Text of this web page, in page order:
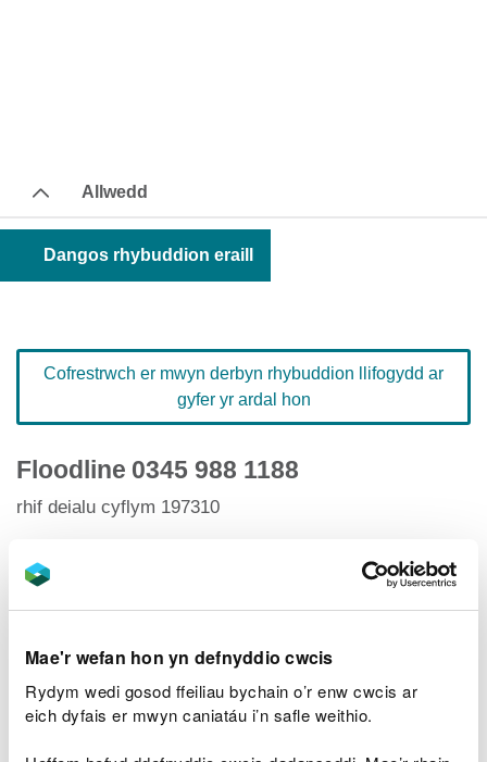
Mae'r wefan hon yn defnyddio cwcis
Rydym wedi gosod ffeiliau bychain o’r enw cwcis ar
eich dyfais er mwyn caniatáu i’n safle weithio.
Allwedd
Dangos rhybuddion eraill
Cofrestrwch er mwyn derbyn rhybuddion llifogydd ar
gyfer yr ardal hon
Floodline 0345 988 1188
rhif deialu cyflym 197310
Hafan Rhybuddion Llifogydd
Lefelau afonydd